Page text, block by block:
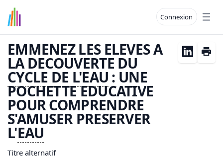
Connexion
EMMENEZ LES ELEVES A
LA DECOUVERTE DU
CYCLE DE L'EAU : UNE
POCHETTE EDUCATIVE
POUR COMPRENDRE
S'AMUSER PRESERVER
L'EAU
Titre alternatif